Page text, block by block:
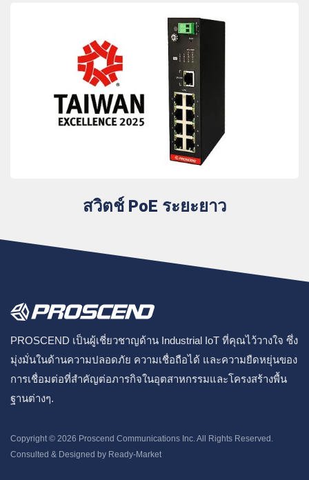
สวิตช์ PoE ระยะยาว
PROSCEND เป็นผู้เชี่ยวชาญด้าน Industrial IoT ที่คุณไว้วางใจ ซึ่ง
มุ่งมั่นในด้านความปลอดภัย ความเชื่อถือได้ และความยืดหยุ่นของ
การเชื่อมต่อที่สำคัญต่อภารกิจในอุตสาหกรรมและโครงสร้างพื้น
ฐานต่างๆ.
Copyright © 2026 Proscend Communications Inc. All Rights Reserved.
Consulted & Designed by Ready-Market